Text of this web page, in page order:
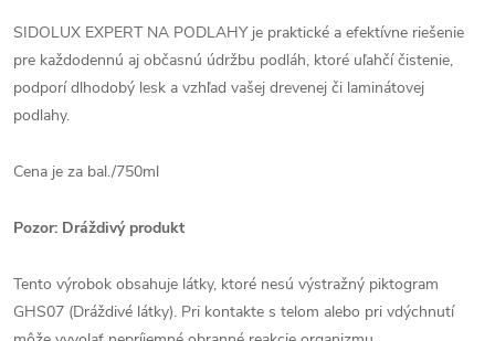
SIDOLUX EXPERT NA PODLAHY je praktické a efektívne riešenie
pre každodennú aj občasnú údržbu podláh, ktoré uľahčí čistenie,
podporí dlhodobý lesk a vzhľad vašej drevenej či laminátovej
podlahy.
Cena je za bal./750ml
Pozor: Dráždivý produkt
Tento výrobok obsahuje látky, ktoré nesú výstražný piktogram
GHS07 (Dráždivé látky). Pri kontakte s telom alebo pri vdýchnutí